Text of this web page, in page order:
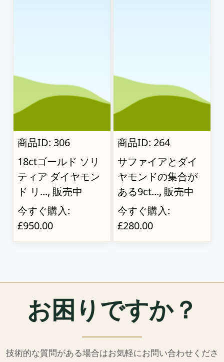
商品ID: 306
18ctゴールド ソリ
ティア ダイヤモン
ド リ..., 販売中
今すぐ購入:
£950.00
商品ID: 264
サファイアとダイ
ヤモンドの集合が
ある9ct..., 販売中
今すぐ購入:
£280.00
お困りですか？
技術的な質問がある場合はお気軽にお問い合わせくださ